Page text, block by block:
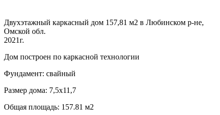
Двухэтажный каркасный дом 157,81 м2 в Любинском р-не,
Омской обл.
2021г.
Дом построен по каркасной технологии
Фундамент: свайный
Размер дома: 7,5х11,7
Общая площадь: 157.81 м2